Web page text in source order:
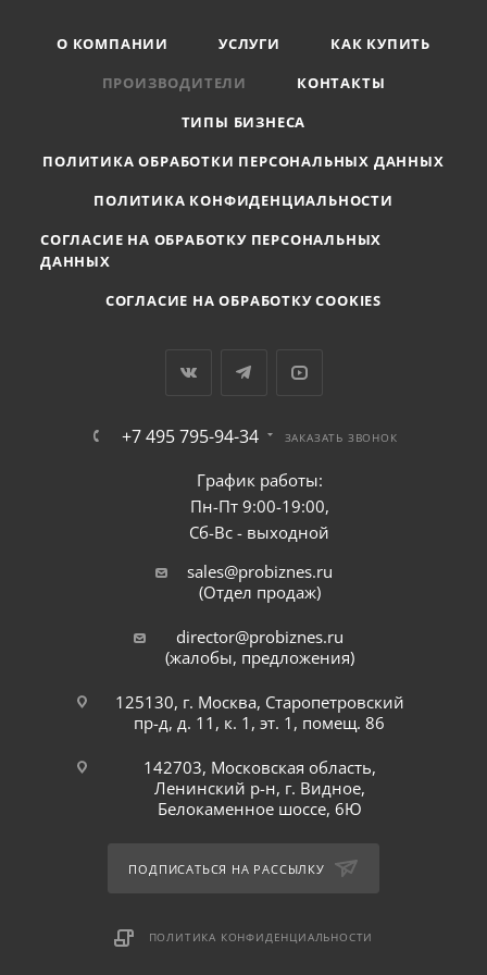
О КОМПАНИИ УСЛУГИ
КАК КУПИТЬ
ПРОИЗВОДИТЕЛИ
КОНТАКТЫ
ТИПЫ БИЗНЕСА
ПОЛИТИКА ОБРАБОТКИ ПЕРСОНАЛЬНЫХ ДАННЫХ
ПОЛИТИКА КОНФИДЕНЦИАЛЬНОСТИ
СОГЛАСИЕ НА ОБРАБОТКУ ПЕРСОНАЛЬНЫХ
ДАННЫХ
СОГЛАСИЕ НА ОБРАБОТКУ COOKIES
+7 495 795-94-34 ЗАКАЗАТЬ ЗВОНОК
График работы:
Пн-Пт 9:00-19:00,
Сб-Вс - выходной
sales@probiznes.ru
(Отдел продаж)
director@probiznes.ru
(жалобы, предложения)
125130, г. Москва, Старопетровский
пр-д, д. 11, к. 1, эт. 1, помещ. 86
142703, Московская область,
Ленинский р-н, г. Видное,
Белокаменное шоссе, 6Ю
ПОДПИСАТЬСЯ НА РАССЫЛКУ
ПОЛИТИКА КОНФИДЕНЦИАЛЬНОСТИ